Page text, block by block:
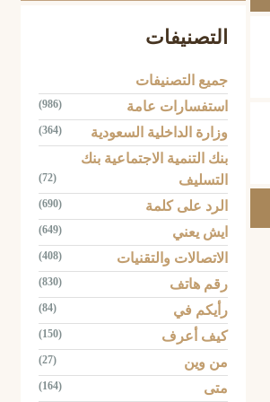
التصنيفات
جميع التصنيفات
استفسارات عامة
(986)
وزارة الداخلية السعودية (364)
بنك التنمية الاجتماعية بنك
التسليف
(72)
الرد على كلمة (690)
ايش يعني (649)
الاتصالات والتقنيات (408)
رقم هاتف (830)
رأيكم في (84)
كيف أعرف (150)
من وين (27)
متى (164)